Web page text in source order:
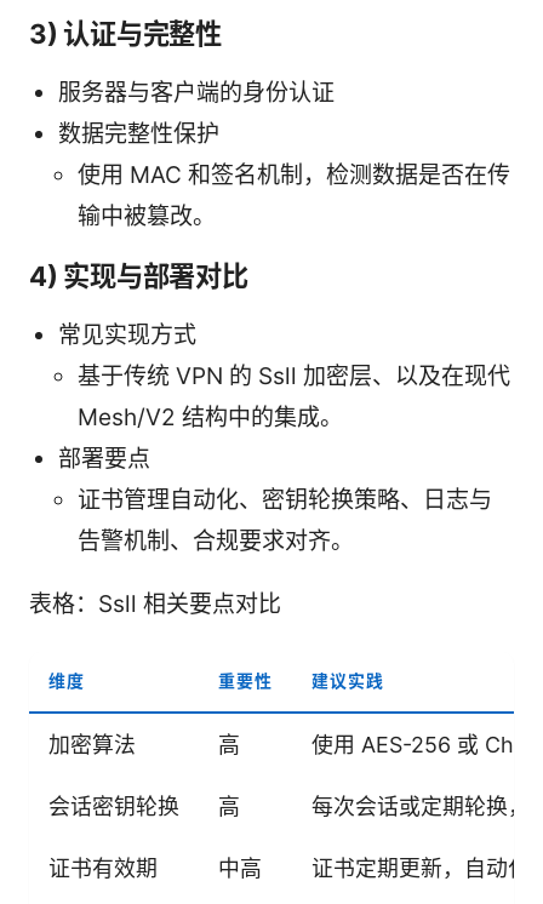
3) 认证与完整性
服务器与客户端的身份认证
数据完整性保护
使用 MAC 和签名机制，检测数据是否在传
输中被篡改。
4) 实现与部署对比
常见实现方式
基于传统 VPN 的 Ssll 加密层、以及在现代
Mesh/V2 结构中的集成。
部署要点
证书管理自动化、密钥轮换策略、日志与
告警机制、合规要求对齐。
表格：Ssll 相关要点对比
维度 重要性 建议实践
加密算法 高 使用 AES-256 或
会话密钥轮换 高 每次会话或定期轮换，
证书有效期 中高 证书定期更新，自动化